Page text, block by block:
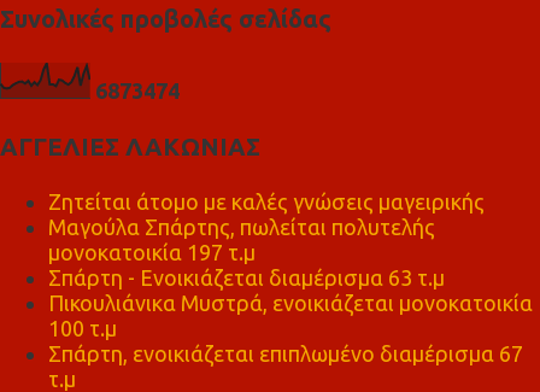
Συνολικές προβολές σελίδας
6873474
ΑΓΓΕΛΙΕΣ ΛΑΚΩΝΙΑΣ
Ζητείται άτομο με καλές γνώσεις μαγειρικής
Μαγούλα Σπάρτης, πωλείται πολυτελής
μονοκατοικία 197 τ.μ
Σπάρτη - Ενοικιάζεται διαμέρισμα 63 τ.μ
Πικουλιάνικα Μυστρά, ενοικιάζεται μονοκατοικία
100 τ.μ
Σπάρτη, ενοικιάζεται επιπλωμένο διαμέρισμα 67
τ.μ